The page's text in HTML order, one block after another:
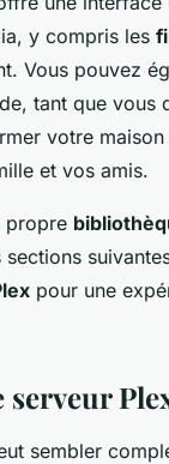
y compris les
Vous pouvez
tant que vous
votre
et vos amis.
propre
pour une
sembler